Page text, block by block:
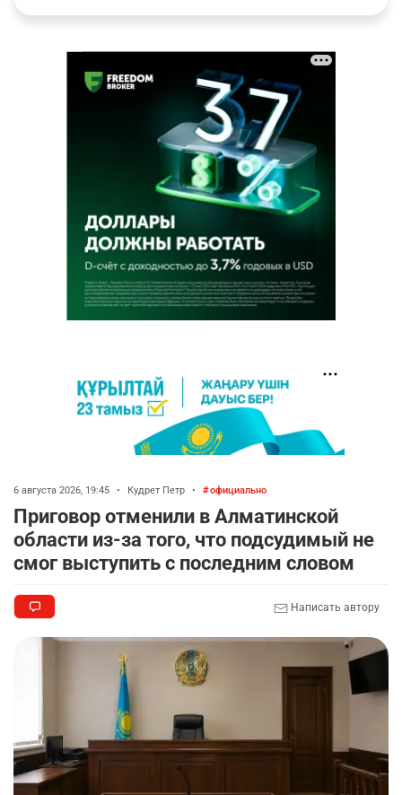
6 августа 2026, 19:45 • Кудрет Петр • официально
Приговор отменили в Алматинской
области из-за того, что подсудимый не
смог выступить с последним словом
Написать автору